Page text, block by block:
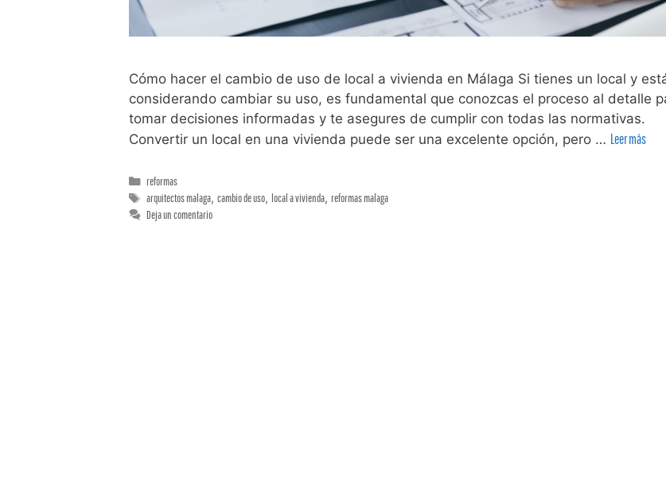
Cómo hacer el cambio de uso de local a vivienda en Málaga Si tienes un local y
considerando cambiar su uso, es fundamental que conozcas el proceso al detalle
tomar decisiones informadas y te asegures de cumplir con todas las normativas.
Convertir un local en una vivienda puede ser una excelente opción, pero … Leer más
reformas
arquitectos malaga, cambio de uso, local a vivienda, reformas malaga
Deja un comentario